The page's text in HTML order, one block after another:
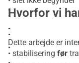
•
•
• stabilisering før
•
•
•
Hvorfor vi
Dette arbejde er